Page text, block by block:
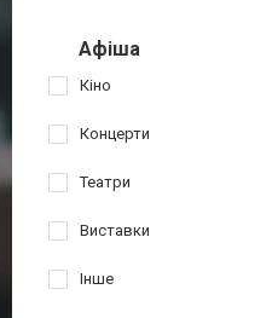
Афіша
Кіно
Концерти
Театри
Виставки
Інше